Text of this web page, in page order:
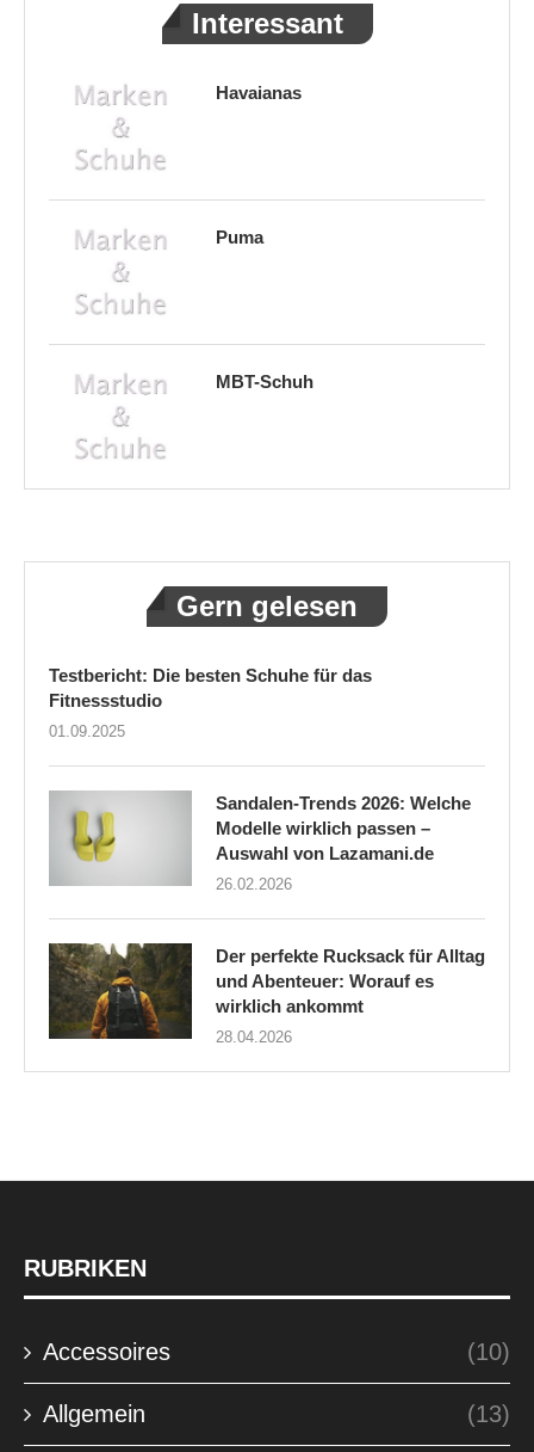
Interessant
Havaianas
Puma
MBT-Schuh
Gern gelesen
Testbericht: Die besten Schuhe für das
Fitnessstudio
01.09.2025
Sandalen-Trends 2026: Welche
Modelle wirklich passen –
Auswahl von Lazamani.de
26.02.2026
Der perfekte Rucksack für Alltag
und Abenteuer: Worauf es
wirklich ankommt
28.04.2026
RUBRIKEN
Accessoires (10)
Allgemein (13)